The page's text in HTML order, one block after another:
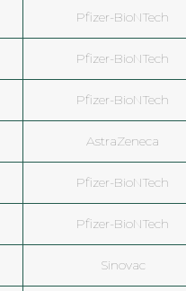
Pfizer-BioNTech
Pfizer-BioNTech
Pfizer-BioNTech
AstraZeneca
Pfizer-BioNTech
Pfizer-BioNTech
Sinovac